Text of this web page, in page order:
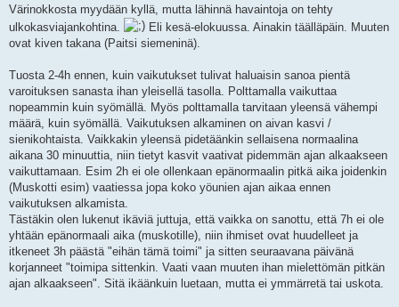
s
Värinokkosta myydään kyllä, mutta lähinnä havaintoja on tehty
ulkokasviajankohtina.
Eli kesä-elokuussa. Ainakin täälläpäin. Muuten
ovat kiven takana (Paitsi siemeninä).
Tuosta 2-4h ennen, kuin vaikutukset tulivat haluaisin sanoa pientä
varoituksen sanasta ihan yleisellä tasolla. Polttamalla vaikuttaa
nopeammin kuin syömällä. Myös polttamalla tarvitaan yleensä vähempi
määrä, kuin syömällä. Vaikutuksen alkaminen on aivan kasvi /
sienikohtaista. Vaikkakin yleensä pidetäänkin sellaisena normaalina
aikana 30 minuuttia, niin tietyt kasvit vaativat pidemmän ajan alkaakseen
vaikuttamaan. Esim 2h ei ole ollenkaan epänormaalin pitkä aika joidenkin
(Muskotti esim) vaatiessa jopa koko yöunien ajan aikaa ennen
vaikutuksen alkamista.
Tästäkin olen lukenut ikäviä juttuja, että vaikka on sanottu, että 7h ei ole
yhtään epänormaali aika (muskotille), niin ihmiset ovat huudelleet ja
itkeneet 3h päästä "eihän tämä toimi" ja sitten seuraavana päivänä
korjanneet "toimipa sittenkin. Vaati vaan muuten ihan mielettömän pitkän
ajan alkaakseen". Sitä ikäänkuin luetaan, mutta ei ymmärretä tai uskota.